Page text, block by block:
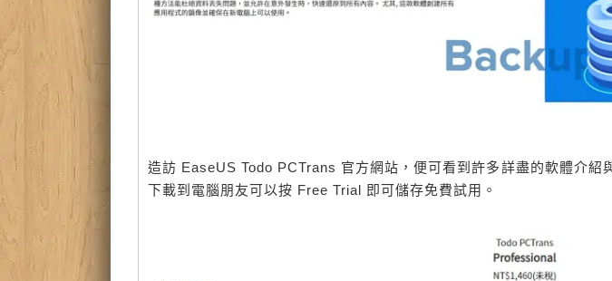
造訪 EaseUS Todo PCTrans 官方網站，便可看到許多詳盡的軟體介紹
下載到電腦朋友可以按 Free Trial 即可儲存免費試用。